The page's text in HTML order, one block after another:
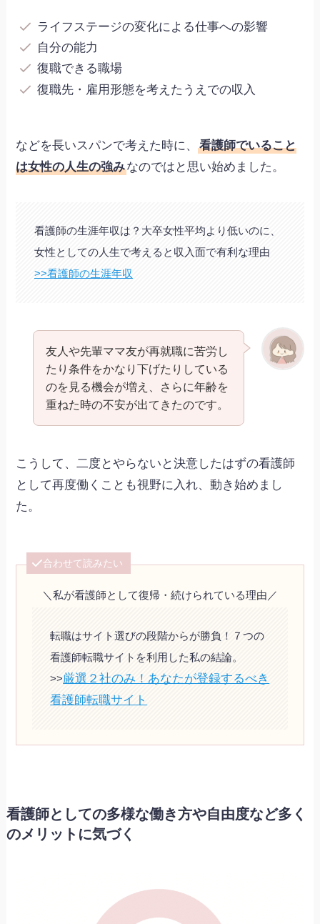
ライフステージの変化による仕事への影響
自分の能力
復職できる職場
復職先・雇用形態を考えたうえでの収入
などを長いスパンで考えた時に、看護師でいること
は女性の人生の強みなのではと思い始めました。
看護師の生涯年収は？大卒女性平均より低いのに、
女性としての人生で考えると収入面で有利な理由
>>看護師の生涯年収
友人や先輩ママ友が再就職に苦労し
たり条件をかなり下げたりしている
のを見る機会が増え、さらに年齢を
重ねた時の不安が出てきたのです。
こうして、二度とやらないと決意したはずの看護師
として再度働くことも視野に入れ、動き始めまし
た。
合わせて読みたい
＼私が看護師として復帰・続けられている理由／
転職はサイト選びの段階からが勝負！７つの
看護師転職サイトを利用した私の結論。
>>厳選２社のみ！あなたが登録するべき
看護師転職サイト
看護師としての多様な働き方や自由度など多く
のメリットに気づく